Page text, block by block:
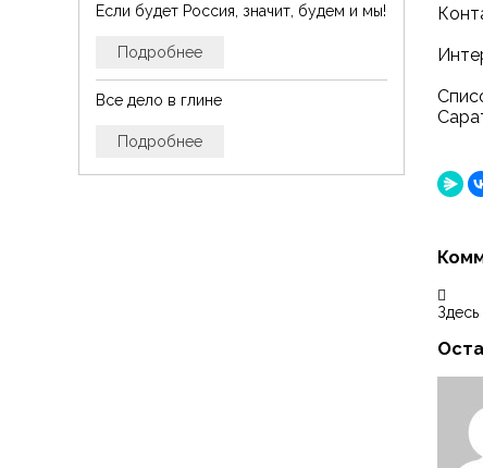
Если будет Россия, значит, будем и мы!
Подробнее
Все дело в глине
Подробнее